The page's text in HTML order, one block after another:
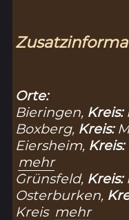
Orte:
Bieringen, Kreis:
Boxberg, Kreis:
Eiersheim, Kreis:
mehr
Grünsfeld, Kreis:
Osterburken,
Kreis mehr